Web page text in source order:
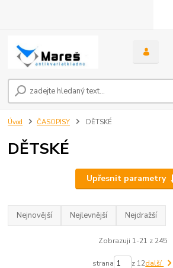
Úvod ČASOPISY DĚTSKÉ
DĚTSKÉ
Upřesnit parametry
Nejnovější Nejlevnější Nejdražší
Zobrazuji 1-21 z 245
strana z 12další